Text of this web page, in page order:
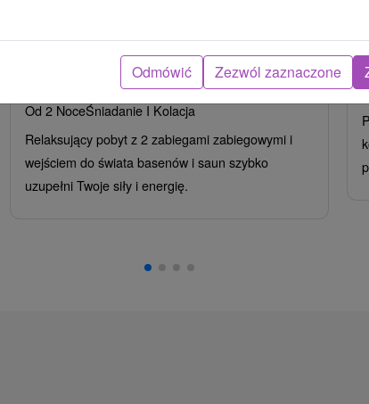
Szybka i skuteczna ucieczka od
★ ★★Trenczańskie Teplice
Od 2 NoceŚniadanie I Kolacja
Relaksujący pobyt z 2 zabiegami zabiegowymi i
wejściem do świata basenów i saun szybko
uzupełni Twoje siły i energię.
Odmówić Zezwól zaznaczone